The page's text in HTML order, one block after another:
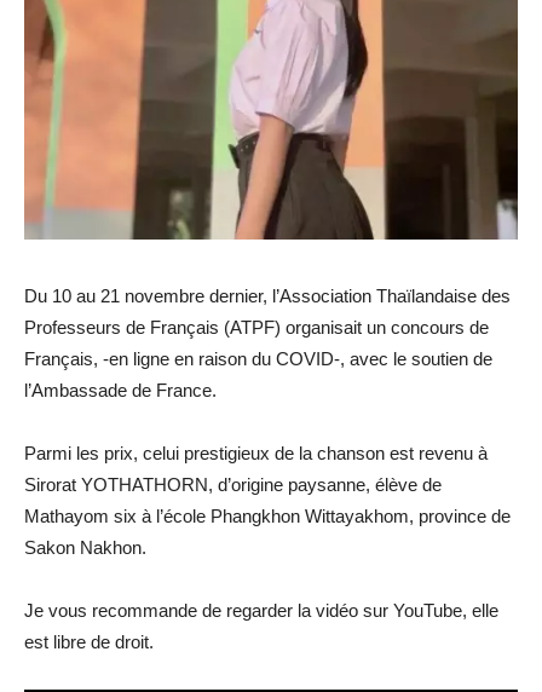
Du 10 au 21 novembre dernier, l’Association Thaïlandaise des
Professeurs de Français (ATPF) organisait un concours de
Français, -en ligne en raison du COVID-, avec le soutien de
l’Ambassade de France.
Parmi les prix, celui prestigieux de la chanson est revenu à
Sirorat YOTHATHORN, d’origine paysanne, élève de
Mathayom six à l’école Phangkhon Wittayakhom, province de
Sakon Nakhon.
Je vous recommande de regarder la vidéo sur YouTube, elle
est libre de droit.